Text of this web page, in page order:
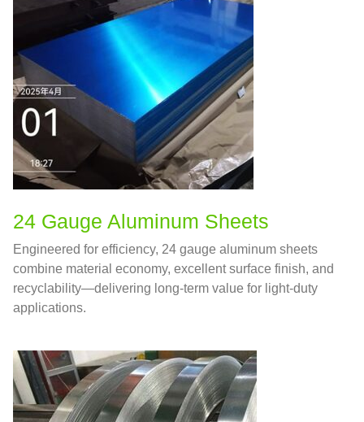
24 Gauge Aluminum Sheets
Engineered for efficiency, 24 gauge aluminum sheets
combine material economy, excellent surface finish, and
recyclability—delivering long-term value for light-duty
applications.